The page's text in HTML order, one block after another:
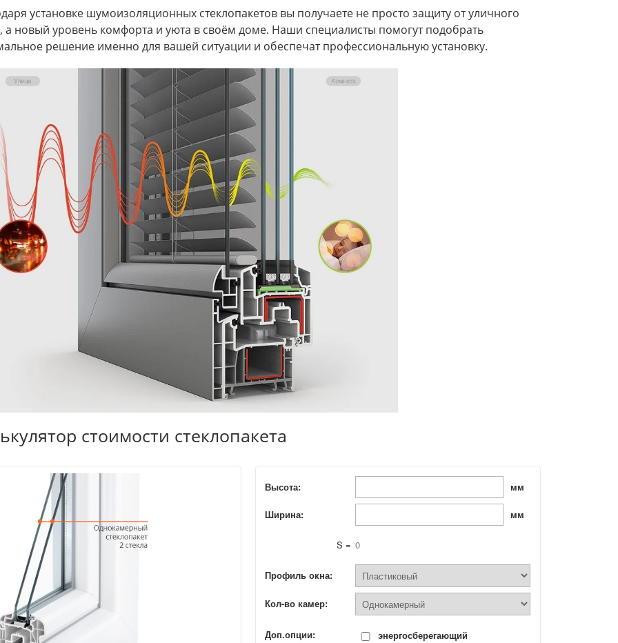
установке шумоизоляционных стеклопакетов вы получаете не просто защиту от уличного
новый уровень комфорта и уюта в своём доме. Наши специалисты помогут подобрать
решение именно для вашей ситуации и обеспечат профессиональную установку.
стоимости стеклопакета
Высота: мм
Ширина: мм
S = 0
Профиль окна:
Кол-во камер:
Доп.опции:
энергосберегающий